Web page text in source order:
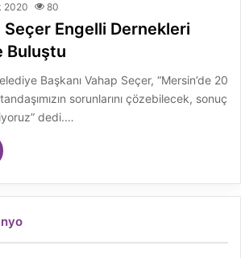
2020 80
Seçer Engelli Dernekleri
Buluştu
Başkanı Vahap Seçer, “Mersin’de 20
sorunlarını çözebilecek, sonuç
dedi.…